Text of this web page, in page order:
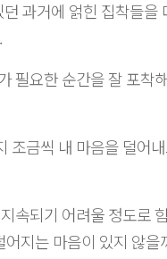
과거에 얽힌 집착들을
필요한 순간을 잘 포착
조금씩 내 마음을 덜어
속되기 어려울 정도로
지는 마음이 있지 않을